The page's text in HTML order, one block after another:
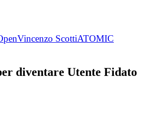
Vincenzo ScottiATOMIC
diventare Utente Fidato